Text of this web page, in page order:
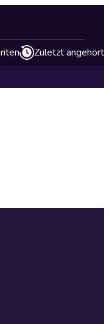
Zuletzt angehört